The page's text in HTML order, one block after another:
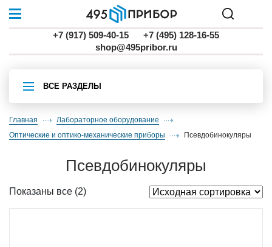
+7 (917) 509-40-15
+7 (495) 128-16-55
shop@495pribor.ru
ВСЕ РАЗДЕЛЫ
Главная
Лабораторное оборудование
оптические и оптико-механические приборы
псевдобинокуляры
псевдобинокуляры
Показаны все (2)